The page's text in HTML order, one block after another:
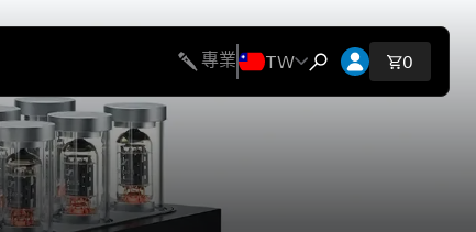
專業 TW 開啟搜尋互動視窗
開啟帳號下拉
購物車
0